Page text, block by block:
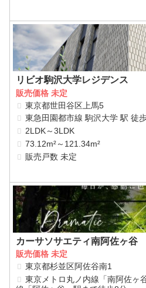
リビオ駒沢大学レジデンス
販売価格 未定
東京都世田谷区上馬5
東急田園都市線 駒沢大学 駅 徒
2LDK～3LDK
73.12m²～121.34m²
販売戸数 未定
カーサソサエティ南阿佐ヶ谷
販売価格 未定
東京都杉並区阿佐谷南1
東京メトロ丸ノ内線「南阿佐ヶ